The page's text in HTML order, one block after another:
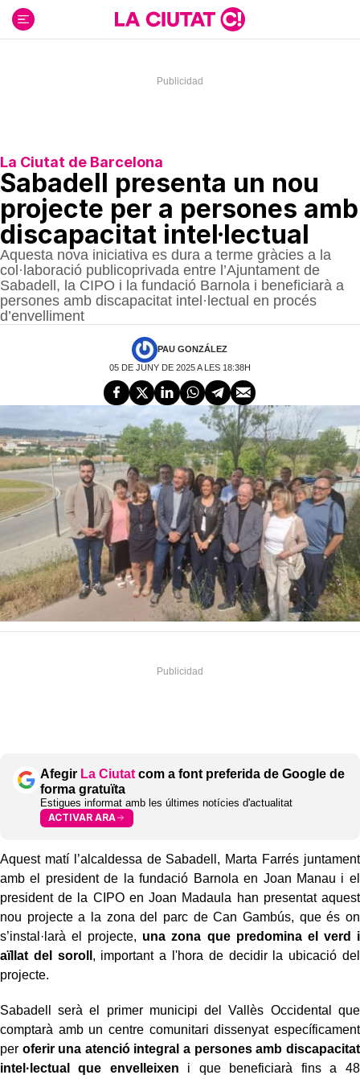
contenido
La Ciutat de Barcelona
Sabadell presenta un nou
projecte per a persones amb
discapacitat intel·lectual
Aquesta nova iniciativa es dura a terme gràcies a la
col·laboració publicoprivada entre l’Ajuntament de
Sabadell, la CIPO i la fundació Barnola i beneficiarà a
persones amb discapacitat intel·lectual en procés
d’envelliment
PAU GONZÁLEZ
05 DE JUNY DE 2025 A LES 18:38H
Afegir La Ciutat com a font preferida de Google de
forma gratuïta
Estigues informat amb les últimes notícies d'actualitat
ACTIVAR ARA
Aquest matí l’alcaldessa de Sabadell, Marta Farrés juntament
amb el president de la fundació Barnola en Joan Manau i el
president de la CIPO en Joan Madaula han presentat aquest
nou projecte a la zona del parc de Can Gambús, que és on
s’instal·larà el projecte, una zona que predomina el verd i
aïllat del soroll , important a l'hora de decidir la ubicació del
projecte.
Sabadell serà el primer municipi del Vallès Occidental que
comptarà amb un centre comunitari dissenyat específicament
per oferir una atenció integral a persones amb discapacitat
intel·lectual que envelleixen i que beneficiarà fins a 48